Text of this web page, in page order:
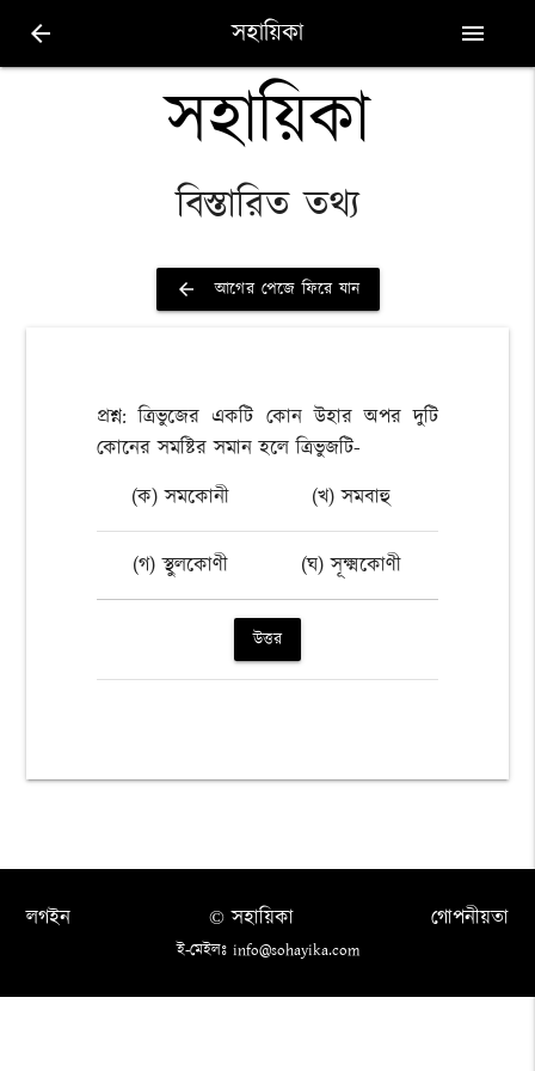
arrow_back সহায়িকা menu
সহায়িকা
বিস্তারিত তথ্য
arrow_back আগের পেজে ফিরে যান
প্রশ্ন: ত্রিভুজের একটি কোন উহার অপর দুটি
কোনের সমষ্টির সমান হলে ত্রিভুজটি-
(ক) সমকোনী
(খ) সমবাহু
(গ) স্থুলকোণী (ঘ) সূক্ষ্মকোণী
উত্তর
লগইন গোপনীয়তা
© সহায়িকা
ই-মেইলঃ info@sohayika.com